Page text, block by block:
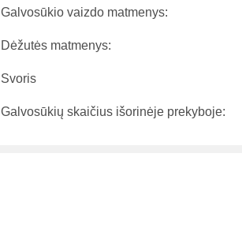
Galvosūkio vaizdo matmenys:
Dėžutės matmenys:
Svoris
Galvosūkių skaičius išorinėje prekyboje: